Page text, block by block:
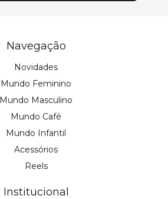
Navegação
Novidades
Mundo Feminino
Mundo Masculino
Mundo Café
Mundo Infantil
Acessórios
Reels
Institucional